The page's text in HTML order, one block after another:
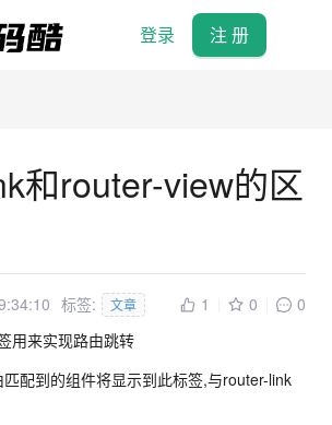
登录 注 册
和router-view的区
标签: 文章 1 0
0
用来实现路由跳转
配到的组件将显示到此标签,与router-link